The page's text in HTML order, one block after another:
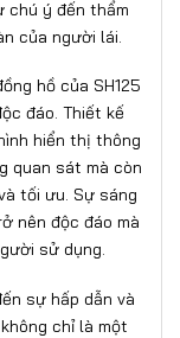
chú ý đến thẩm
của người lái.
hồ của SH125
đáo. Thiết kế
hiển thị thông
quan sát mà còn
tối ưu. Sự sáng
nên độc đáo mà
sử dụng.
sự hấp dẫn và
chỉ là một